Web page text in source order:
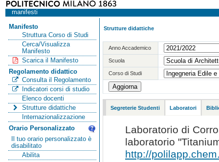
manifesti
Manifesto
Struttura Corso di Studi
Cerca/Visualizza
Manifesto
Scarica il Manifesto
Regolamento didattico
Consulta il Regolamento
Indicatori corsi di studio
Elenco docenti
Strutture didattiche
Internazionalizzazione
Orario Personalizzato
Il tuo orario personalizzato è
disabilitato
Abilita
Strutture didattiche
Anno Accademico
Scuola
Corso di Studi
Segreterie Studenti Laboratori
Laboratorio di
laboratorio
http://